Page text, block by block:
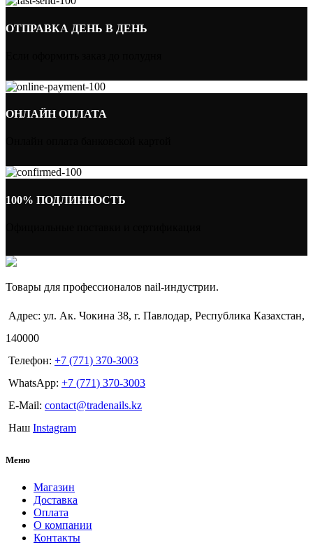
ОТПРАВКА ДЕНЬ В ДЕНЬ
ОНЛАЙН ОПЛАТА
100% ПОДЛИННОСТЬ
Товары для профессионалов nail-индустрии.
Адрес: ул. Ак. Чокина 38, г. Павлодар, Республика Казахстан,
140000
Телефон: +7 (771) 370-3003
WhatsApp: +7 (771) 370-3003
E-Mail: contact@tradenails.kz
Наш Instagram
Меню
Магазин
Доставка
Оплата
О компании
Контакты